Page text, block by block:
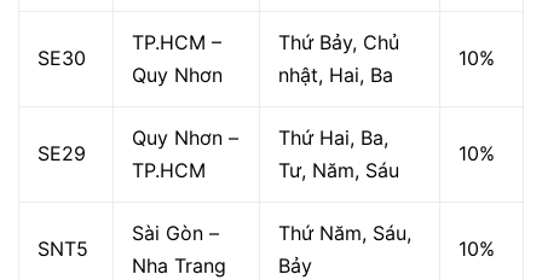
SE30
TP.HCM –
Quy Nhơn
Thứ Bảy, Chủ
nhật, Hai, Ba
10%
SE29
Quy Nhơn –
TP.HCM
Thứ Hai, Ba,
Tư, Năm, Sáu
10%
SNT5
Sài Gòn –
Nha Trang
Thứ Năm, Sáu,
Bảy
10%